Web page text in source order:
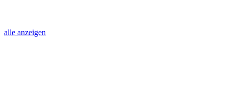
alle anzeigen